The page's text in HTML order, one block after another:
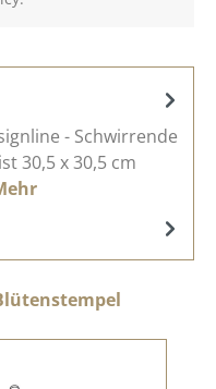
- Schwirrende
30,5 x 30,5 cm